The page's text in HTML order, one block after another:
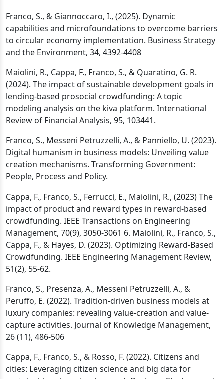
Franco, S., & Giannoccaro, I., (2025). Dynamic
capabilities and microfoundations to overcome barriers
to circular economy implementation. Business Strategy
and the Environment, 34, 4392-4408
Maiolini, R., Cappa, F., Franco, S., & Quaratino, G. R.
(2024). The impact of sustainable development goals in
lending-based prosocial crowdfunding: A topic
modeling analysis on the kiva platform. International
Review of Financial Analysis, 95, 103441.
Franco, S., Messeni Petruzzelli, A., & Panniello, U. (2023).
Digital humanism in business models: Unveiling value
creation mechanisms. Transforming Government:
People, Process and Policy.
Cappa, F., Franco, S., Ferrucci, E., Maiolini, R., (2023) The
impact of product and reward types in reward-based
crowdfunding. IEEE Transactions on Engineering
Management, 70(9), 3050-3061 6. Maiolini, R., Franco, S.,
Cappa, F., & Hayes, D. (2023). Optimizing Reward-Based
Crowdfunding. IEEE Engineering Management Review,
51(2), 55-62.
Franco, S., Presenza, A., Messeni Petruzzelli, A., &
Peruffo, E. (2022). Tradition-driven business models at
luxury companies: revealing value-creation and value-
capture activities. Journal of Knowledge Management,
26 (11), 486-506
Cappa, F., Franco, S., & Rosso, F. (2022). Citizens and
cities: Leveraging citizen science and big data for